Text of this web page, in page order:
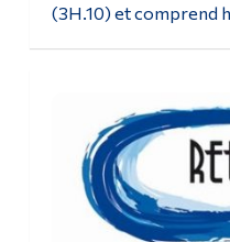
(3H.10) et comprend